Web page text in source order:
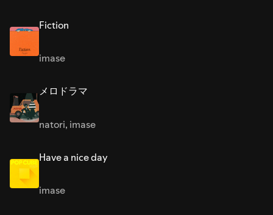
Fiction
imase
メロドラマ
natori, imase
Have a nice day
imase